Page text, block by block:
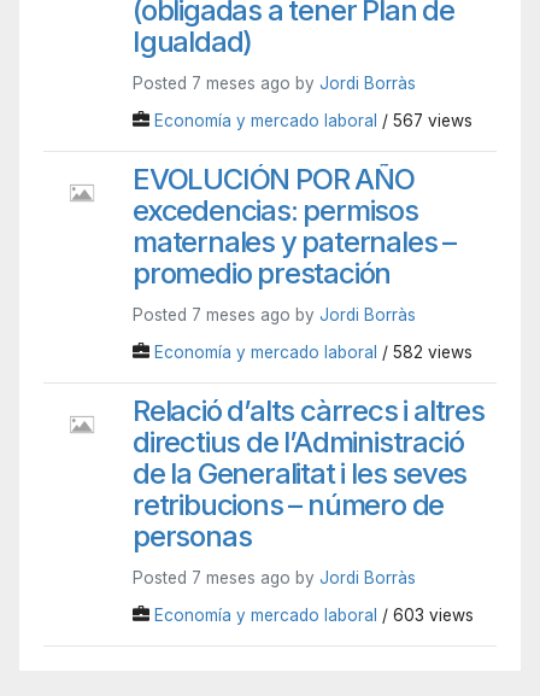
(obligadas a tener Plan de
Igualdad)
Posted 7 meses ago by Jordi Borràs
Economía y mercado laboral / 567 views
EVOLUCIÓN POR AÑO
excedencias: permisos
maternales y paternales –
promedio prestación
Posted 7 meses ago by Jordi Borràs
Economía y mercado laboral / 582 views
Relació d’alts càrrecs i altres
directius de l’Administració
de la Generalitat i les seves
retribucions – número de
personas
Posted 7 meses ago by Jordi Borràs
Economía y mercado laboral / 603 views